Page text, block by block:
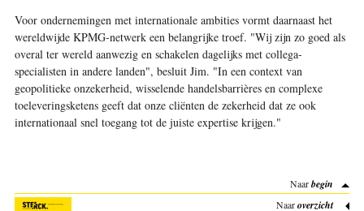
Voor ondernemingen met internationale ambities vormt daarnaast het
wereldwijde KPMG-netwerk een belangrijke troef. "Wij zijn zo goed als
overal ter wereld aanwezig en schakelen dagelijks met collega-
specialisten in andere landen", besluit Jim. "In een context van
geopolitieke onzekerheid, wisselende handelsbarrières en complexe
toeleveringsketens geeft dat onze cliënten de zekerheid dat ze ook
internationaal snel toegang tot de juiste expertise krijgen."
Naarbegin
Naaroverzicht